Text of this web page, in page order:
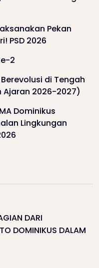
Pekan
PSD 2026
2
di Tengah
Ajaran 2026-2027)
Dominikus
Lingkungan
DARI
DOMINIKUS DALAM